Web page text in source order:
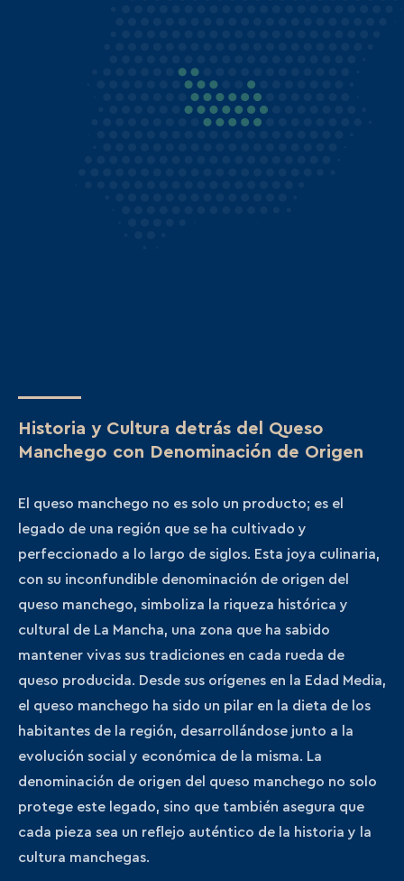
Historia y Cultura detrás del Queso
Manchego con Denominación de Origen
El queso manchego no es solo un producto; es el
legado de una región que se ha cultivado y
perfeccionado a lo largo de siglos. Esta joya culinaria,
con su inconfundible denominación de origen del
queso manchego, simboliza la riqueza histórica y
cultural de La Mancha, una zona que ha sabido
mantener vivas sus tradiciones en cada rueda de
queso producida. Desde sus orígenes en la Edad Media,
el queso manchego ha sido un pilar en la dieta de los
habitantes de la región, desarrollándose junto a la
evolución social y económica de la misma. La
denominación de origen del queso manchego no solo
protege este legado, sino que también asegura que
cada pieza sea un reflejo auténtico de la historia y la
cultura manchegas.